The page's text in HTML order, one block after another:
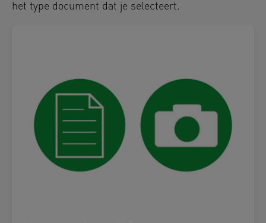
het type document dat je selecteert.